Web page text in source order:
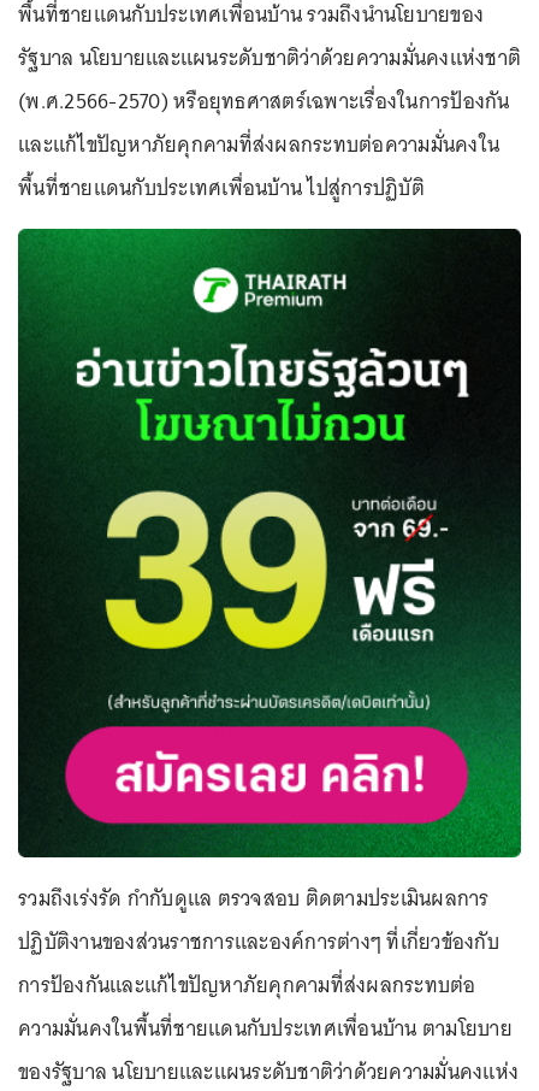
พื้นที่ชายแดนกับประเทศเพื่อนบ้าน รวมถึงนำนโยบายของ
รัฐบาล นโยบายและแผนระดับชาติว่าด้วยความมั่นคงแห่งชาติ
(พ.ศ.2566-2570) หรือยุทธศาสตร์เฉพาะเรื่องในการป้องกัน
และแก้ไขปัญหาภัยคุกคามที่ส่งผลกระทบต่อความมั่นคงใน
พื้นที่ชายแดนกับประเทศเพื่อนบ้าน ไปสู่การปฏิบัติ
รวมถึงเร่งรัด กำกับดูแล ตรวจสอบ ติดตามประเมินผลการ
ปฏิบัติงานของส่วนราชการและองค์การต่างๆ ที่เกี่ยวข้องกับ
การป้องกันและแก้ไขปัญหาภัยคุกคามที่ส่งผลกระทบต่อ
ความมั่นคงในพื้นที่ชายแดนกับประเทศเพื่อนบ้าน ตามโยบาย
ของรัฐบาล นโยบายและแผนระดับชาติว่าด้วยความมั่นคงแห่ง